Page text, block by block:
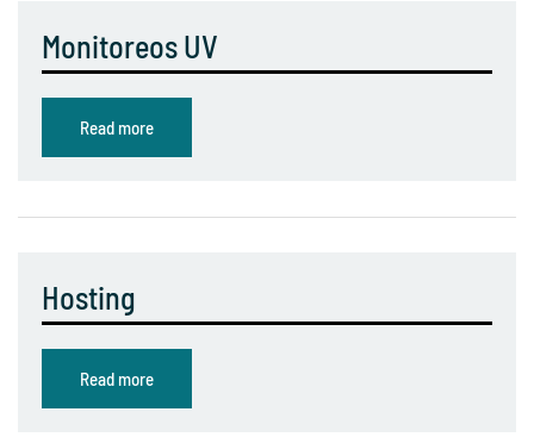
Monitoreos UV
Read more
Hosting
Read more